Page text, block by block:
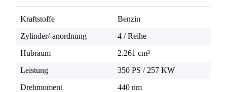
Kraftstoffe
Benzin
Zylinder/-anordnung
4 / Reihe
Hubraum
2.261 cm³
Leistung
350 PS / 257 KW
Drehmoment
440 nm